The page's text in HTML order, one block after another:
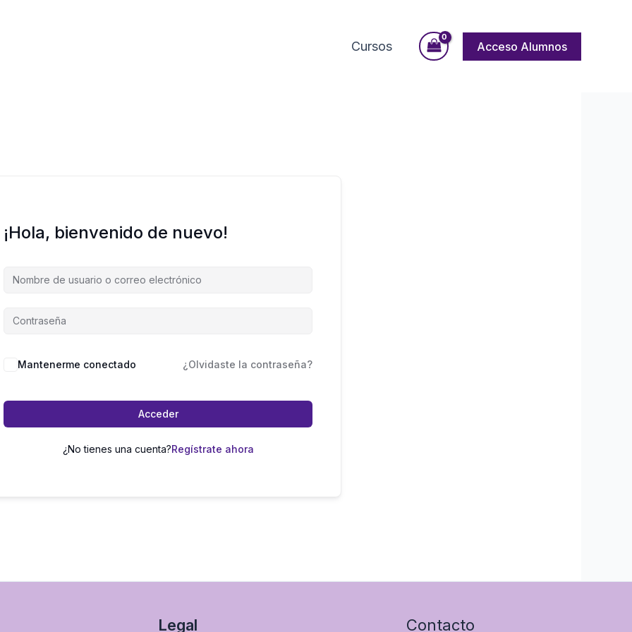
Cursos Acceso Alumnos
¡Hola, bienvenido de nuevo!
Mantenerme conectado ¿Olvidaste la contraseña?
Acceder
¿No tienes una cuenta?Regístrate ahora
Legal Contacto